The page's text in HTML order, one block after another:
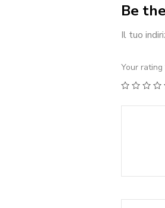
Be
Il tuo
Your rating
1 2 3